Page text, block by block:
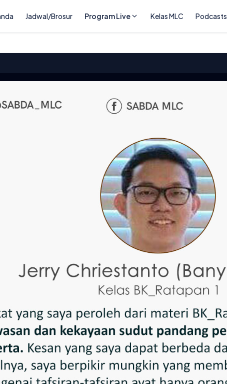
Jadwal/Brosur Program Live Kelas MLC Podcasts